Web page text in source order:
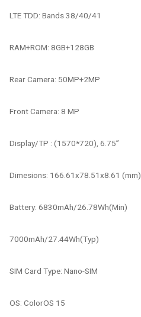
LTE TDD: Bands 38/40/41
RAM+ROM: 8GB+128GB
Rear Camera: 50MP+2MP
Front Camera: 8 MP
Display/TP : (1570*720), 6.75’’
Dimesions: 166.61x78.51x8.61 (mm)
Battery: 6830mAh/26.78Wh(Min)
7000mAh/27.44Wh(Typ)
SIM Card Type: Nano-SIM
OS: ColorOS 15